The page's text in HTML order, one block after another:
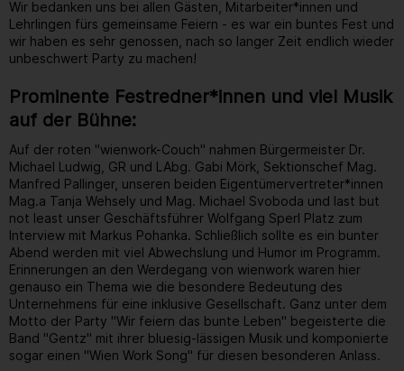
Wir bedanken uns bei allen Gästen, Mitarbeiter*innen und
Lehrlingen fürs gemeinsame Feiern - es war ein buntes Fest und
wir haben es sehr genossen, nach so langer Zeit endlich wieder
unbeschwert Party zu machen!
Prominente Festredner*innen und viel Musik
auf der Bühne:
Auf der roten "wienwork-Couch" nahmen Bürgermeister Dr.
Michael Ludwig, GR und LAbg. Gabi Mörk, Sektionschef Mag.
Manfred Pallinger, unseren beiden Eigentümervertreter*innen
Mag.a Tanja Wehsely und Mag. Michael Svoboda und last but
not least unser Geschäftsführer Wolfgang Sperl Platz zum
Interview mit Markus Pohanka. Schließlich sollte es ein bunter
Abend werden mit viel Abwechslung und Humor im Programm.
Erinnerungen an den Werdegang von wienwork waren hier
genauso ein Thema wie die besondere Bedeutung des
Unternehmens für eine inklusive Gesellschaft. Ganz unter dem
Motto der Party "Wir feiern das bunte Leben" begeisterte die
Band "Gentz" mit ihrer bluesig-lässigen Musik und komponierte
sogar einen "Wien Work Song" für diesen besonderen Anlass.